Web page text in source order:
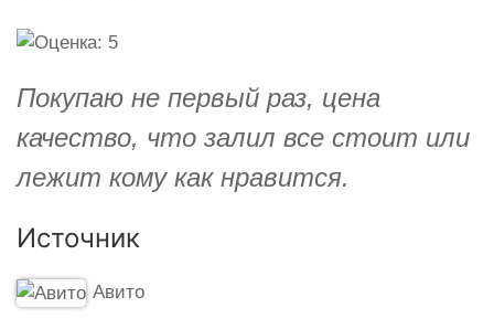
Покупаю не первый раз, цена
качество, что залил все стоит или
лежит кому как нравится.
Источник
Авито